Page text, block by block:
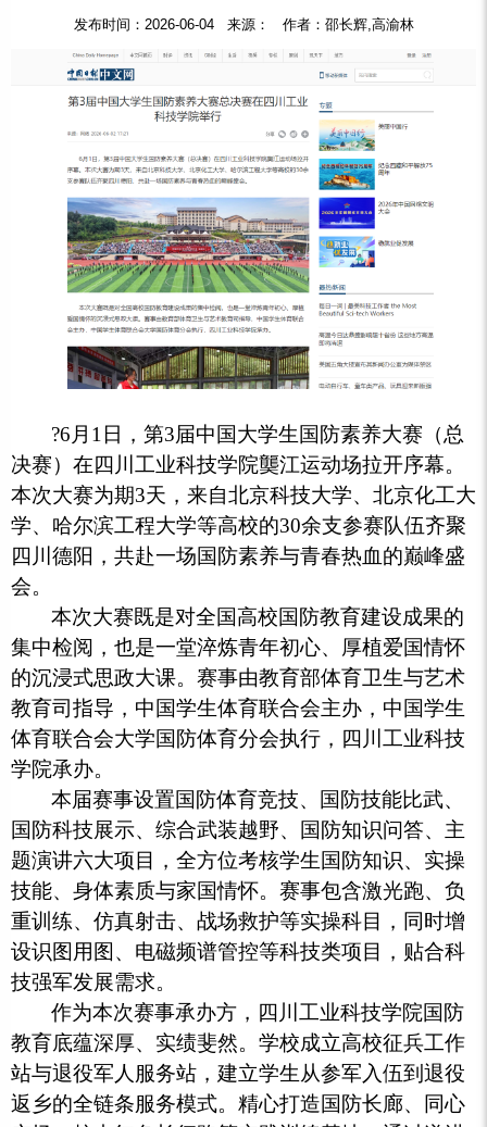
发布时间：2026-06-04 来源： 作者：邵长辉,高渝林
?6月1日，第3届中国大学生国防素养大赛（总
决赛）在四川工业科技学院龑江运动场拉开序幕。
本次大赛为期3天，来自北京科技大学、北京化工大
学、哈尔滨工程大学等高校的30余支参赛队伍齐聚
四川德阳，共赴一场国防素养与青春热血的巅峰盛
会。
本次大赛既是对全国高校国防教育建设成果的
集中检阅，也是一堂淬炼青年初心、厚植爱国情怀
的沉浸式思政大课。赛事由教育部体育卫生与艺术
教育司指导，中国学生体育联合会主办，中国学生
体育联合会大学国防体育分会执行，四川工业科技
学院承办。
本届赛事设置国防体育竞技、国防技能比武、
国防科技展示、综合武装越野、国防知识问答、主
题演讲六大项目，全方位考核学生国防知识、实操
技能、身体素质与家国情怀。赛事包含激光跑、负
重训练、仿真射击、战场救护等实操科目，同时增
设识图用图、电磁频谱管控等科技类项目，贴合科
技强军发展需求。
作为本次赛事承办方，四川工业科技学院国防
教育底蕴深厚、实绩斐然。学校成立高校征兵工作
站与退役军人服务站，建立学生从参军入伍到退役
返乡的全链条服务模式。精心打造国防长廊、同心